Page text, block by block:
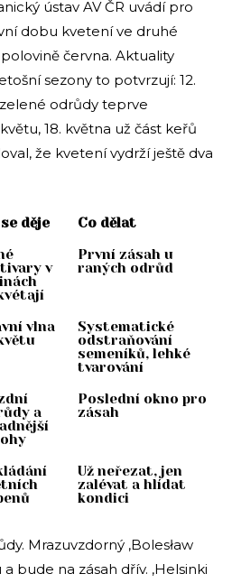
ústav AV ČR uvádí pro
dobu kvetení ve druhé
června. Aktuality
sezony to potvrzují: 12.
odrůdy teprve
18. května už část keřů
že kvetení vydrží ještě dva
děje
Co dělat
v
První zásah u
raných odrůd
vlna
Systematické
odstraňování
semeníků, lehké
tvarování
a
Poslední okno pro
zásah
Už neřezat, jen
zalévat a hlídat
kondici
Mrazuvzdorný ‚Bolesław
bude na zásah dřív. ‚Helsinki